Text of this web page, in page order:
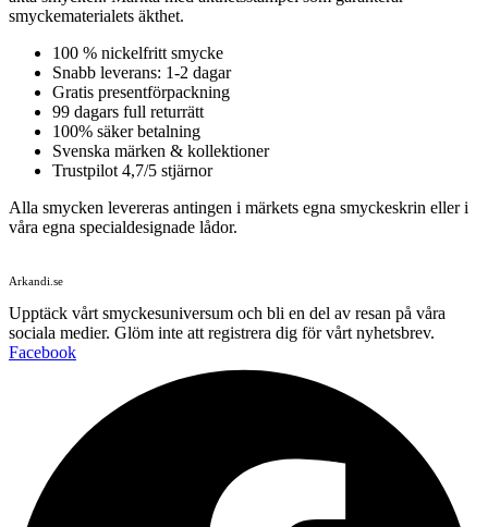
smyckematerialets äkthet.
100 % nickelfritt smycke
Snabb leverans: 1-2 dagar
Gratis presentförpackning
99 dagars full returrätt
100% säker betalning
Svenska märken & kollektioner
Trustpilot 4,7/5 stjärnor
Alla smycken levereras antingen i märkets egna smyckeskrin eller i
våra egna specialdesignade lådor.
Arkandi.se
Upptäck vårt smyckesuniversum och bli en del av resan på våra
sociala medier. Glöm inte att registrera dig för vårt nyhetsbrev.
Facebook